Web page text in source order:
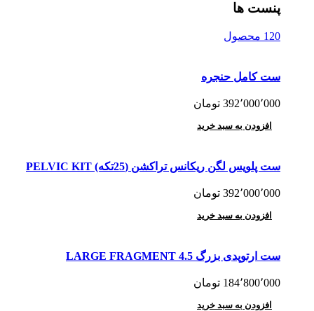
پنست ها
120 محصول
ست کامل حنجره
392٬000٬000 تومان
افزودن به سبد خرید
ست پلویس لگن ریکانس تراکشن (25تکه) PELVIC KIT
392٬000٬000 تومان
افزودن به سبد خرید
ست ارتوپدی بزرگ 4.5 LARGE FRAGMENT
184٬800٬000 تومان
افزودن به سبد خرید